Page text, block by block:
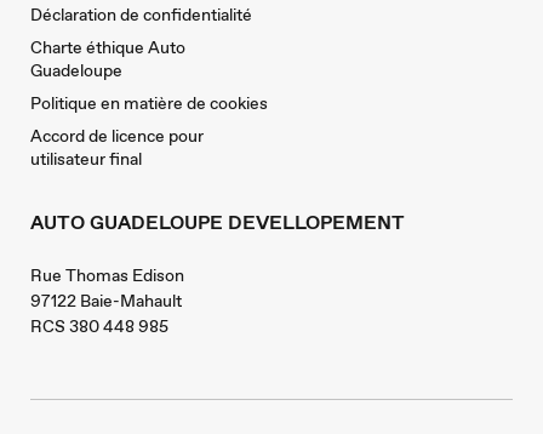
Déclaration de confidentialité
Charte éthique Auto
Guadeloupe
Politique en matière de cookies
Accord de licence pour
utilisateur final
AUTO GUADELOUPE DEVELLOPEMENT
Rue Thomas Edison
97122 Baie-Mahault
RCS 380 448 985